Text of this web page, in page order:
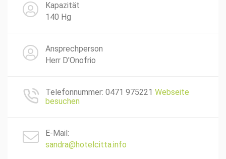
Kapazität
140 Hg
Ansprechperson
Herr D'Onofrio
Telefonnummer: 0471 975221 Webseite
besuchen
E-Mail:
sandra@hotelcitta.info